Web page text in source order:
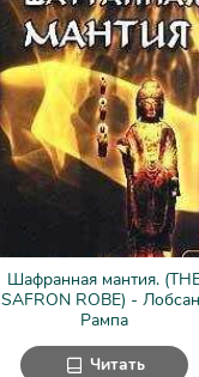
Шафранная мантия.
SAFRON ROBE) -
Рампа
Читать